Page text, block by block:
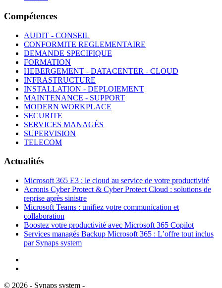
Compétences
AUDIT - CONSEIL
CONFORMITE REGLEMENTAIRE
DEMANDE SPECIFIQUE
FORMATION
HEBERGEMENT - DATACENTER - CLOUD
INFRASTRUCTURE
INSTALLATION - DEPLOIEMENT
MAINTENANCE - SUPPORT
MODERN WORKPLACE
SECURITE
SERVICES MANAGÉS
SUPERVISION
TELECOM
Actualités
Microsoft 365 E3 : le cloud au service de votre productivité
Acronis Cyber Protect & Cyber Protect Cloud : solutions de
reprise après sinistre
Microsoft Teams : unifiez votre communication et
collaboration
Boostez votre productivité avec Microsoft 365 Copilot
Services managés Backup Microsoft 365 : L’offre tout inclus
par Synaps system
© 2026 - Synaps system -